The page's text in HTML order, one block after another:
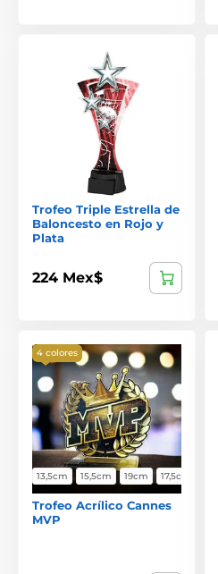
Trofeo Triple Estrella de
Baloncesto en Rojo y
Plata
224 Mex$
4 colores
13,5cm 15,5cm 19cm 17,5cm
Trofeo Acrílico Cannes
MVP